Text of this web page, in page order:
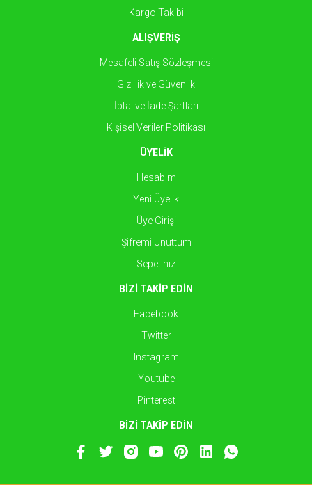
Kargo Takibi
ALIŞVERİŞ
Mesafeli Satış Sözleşmesi
Gizlilik ve Güvenlik
İptal ve İade Şartları
Kişisel Veriler Politikası
ÜYELİK
Hesabım
Yeni Üyelik
Üye Girişi
Şifremi Unuttum
Sepetiniz
BİZİ TAKİP EDİN
Facebook
Twitter
Instagram
Youtube
Pinterest
BİZİ TAKİP EDİN